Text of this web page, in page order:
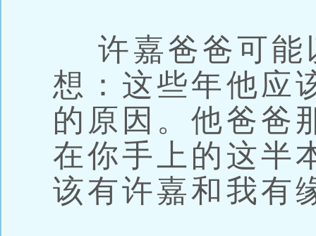
许嘉爸爸可能
想：这些年他应
的原因。他爸爸
在你手上的这半
该有许嘉和我有